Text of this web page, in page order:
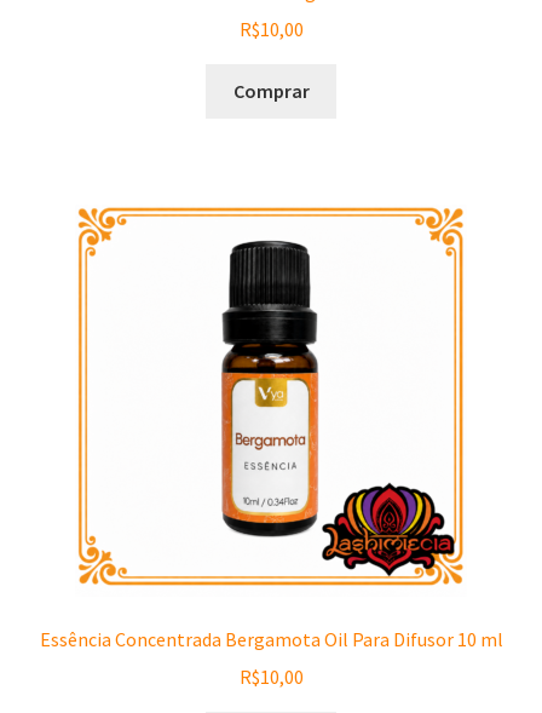
R$10,00
Comprar
Essência Concentrada Bergamota Oil Para Difusor 10 ml
R$10,00